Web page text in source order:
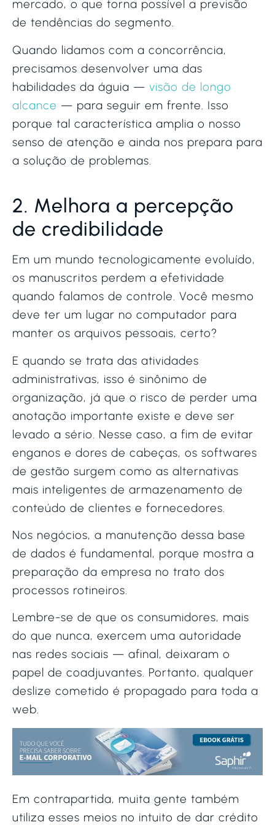
mercado, o que torna possível a previsão
de tendências do segmento.
Quando lidamos com a concorrência,
precisamos desenvolver uma das
habilidades da águia — visão de longo
alcance — para seguir em frente. Isso
porque tal característica amplia o nosso
senso de atenção e ainda nos prepara para
a solução de problemas.
2. Melhora a percepção
de credibilidade
Em um mundo tecnologicamente evoluído,
os manuscritos perdem a efetividade
quando falamos de controle. Você mesmo
deve ter um lugar no computador para
manter os arquivos pessoais, certo?
E quando se trata das atividades
administrativas, isso é sinônimo de
organização, já que o risco de perder uma
anotação importante existe e deve ser
levado a sério. Nesse caso, a fim de evitar
enganos e dores de cabeças, os softwares
de gestão surgem como as alternativas
mais inteligentes de armazenamento de
conteúdo de clientes e fornecedores.
Nos negócios, a manutenção dessa base
de dados é fundamental, porque mostra a
preparação da empresa no trato dos
processos rotineiros.
Lembre-se de que os consumidores, mais
do que nunca, exercem uma autoridade
nas redes sociais — afinal, deixaram o
papel de coadjuvantes. Portanto, qualquer
deslize cometido é propagado para toda a
web.
Em contrapartida, muita gente também
utiliza esses meios no intuito de dar crédito